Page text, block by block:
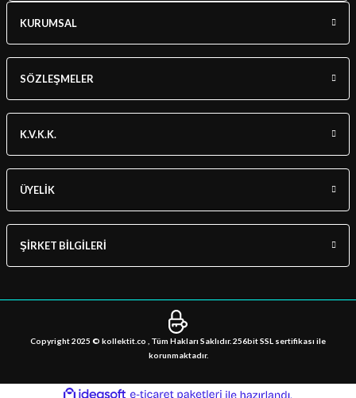
KURUMSAL
SÖZLEŞMELER
K.V.K.K.
ÜYELİK
ŞİRKET BİLGİLERİ
Copyright 2025 © kollektit.co , Tüm Hakları Saklıdır. 256bit SSL sertifikası ile
korunmaktadır.
ideasoft e-